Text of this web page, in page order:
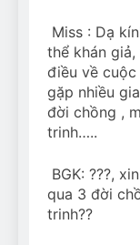
Miss : Dạ
thể khán
điều về
gặp nhiều
đời chồng ,
trinh…..
BGK: ???,
qua 3 đời
trinh??